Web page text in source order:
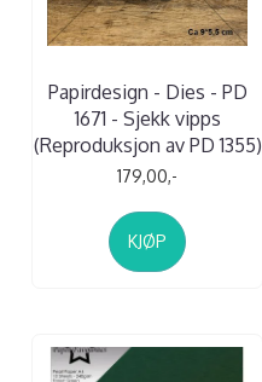
Papirdesign - Dies - PD
1671 - Sjekk vipps
(Reproduksjon av PD 1355)
179,00,-
KJØP